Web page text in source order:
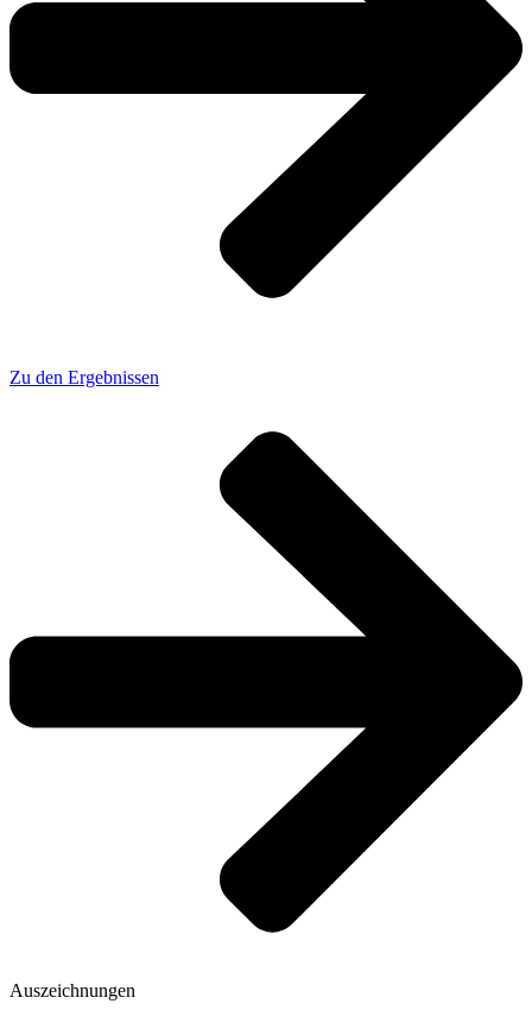
Zu den Ergebnissen
Auszeichnungen